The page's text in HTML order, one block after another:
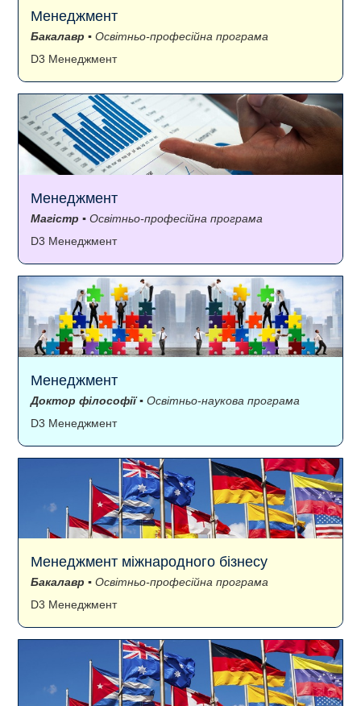
Менеджмент
Бакалавр ▪ Освітньо-професійна програма
D3 Менеджмент
Менеджмент
Магістр ▪ Освітньо-професійна програма
D3 Менеджмент
Менеджмент
Доктор філософії▪ Освітньо-наукова програма
D3 Менеджмент
Менеджмент міжнародного бізнесу
Бакалавр ▪ Освітньо-професійна програма
D3 Менеджмент